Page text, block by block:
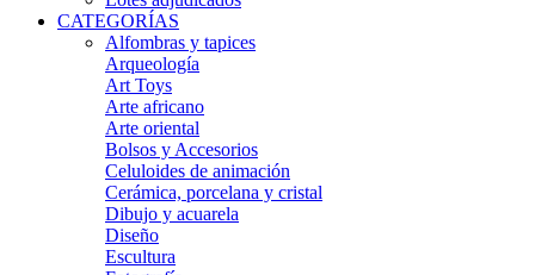
CATEGORÍAS
Alfombras y tapices
Arqueología
Art Toys
Arte africano
Arte oriental
Bolsos y Accesorios
Celuloides de animación
Cerámica, porcelana y cristal
Dibujo y acuarela
Diseño
Escultura